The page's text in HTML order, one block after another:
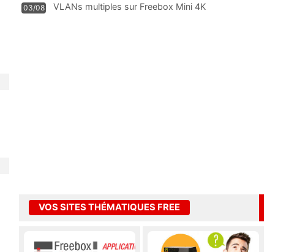
03/08 VLANs multiples sur Freebox Mini 4K
VOS SITES THÉMATIQUES FREE